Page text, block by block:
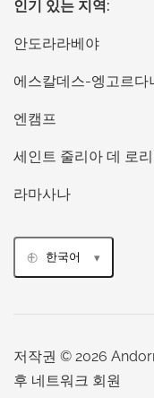
인기 있는 지역:
안도라라베야
에스칼데스-엥고르다
엔캠프
세인트 줄리아 데 로
라마사나
한국어
저작권 © 2026
후 네트워크 회원